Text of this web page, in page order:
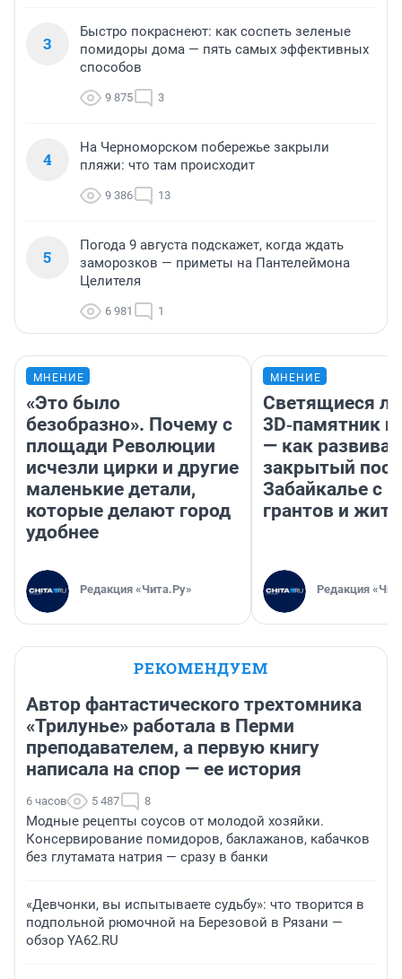
3
Быстро покраснеют: как соспеть зеленые
помидоры дома — пять самых эффективных
способов
9 875 3
4
На Черноморском побережье закрыли
пляжи: что там происходит
9 386 13
5
Погода 9 августа подскажет, когда ждать
заморозков — приметы на Пантелеймона
Целителя
6 981 1
МНЕНИЕ
«Это было
безобразно». Почему с
площади Революции
исчезли цирки и другие
маленькие детали,
которые делают город
удобнее
Редакция «Чита.Ру»
МНЕНИЕ
Светящиеся
3D‑памятник и
— как
закрытый
Забайкалье с
грантов и
Редакция
РЕКОМЕНДУЕМ
Автор фантастического трехтомника
«Трилунье» работала в Перми
преподавателем, а первую книгу
написала на спор — ее история
6 часов 5 487 8
Модные рецепты соусов от молодой хозяйки.
Консервирование помидоров, баклажанов, кабачков
без глутамата натрия — сразу в банки
«Девчонки, вы испытываете судьбу»: что творится в
подпольной рюмочной на Березовой в Рязани —
обзор YA62.RU